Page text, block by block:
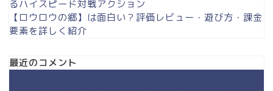
るハイスピード対戦アクション
【ロウロウの郷】は面白い？評価レビュー・遊び方・課金
要素を詳しく紹介
最近のコメント